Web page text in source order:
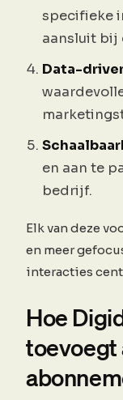
specifieke
aansluit bij
Data-
en aan te
bedrijf.
Elk van deze
en meer
interacties
Hoe
toevoegt